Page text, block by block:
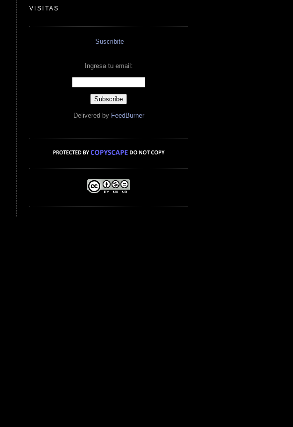
VISITAS
Suscribite
Ingresa tu email:
Delivered by FeedBurner